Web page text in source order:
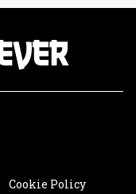
Cookie Policy